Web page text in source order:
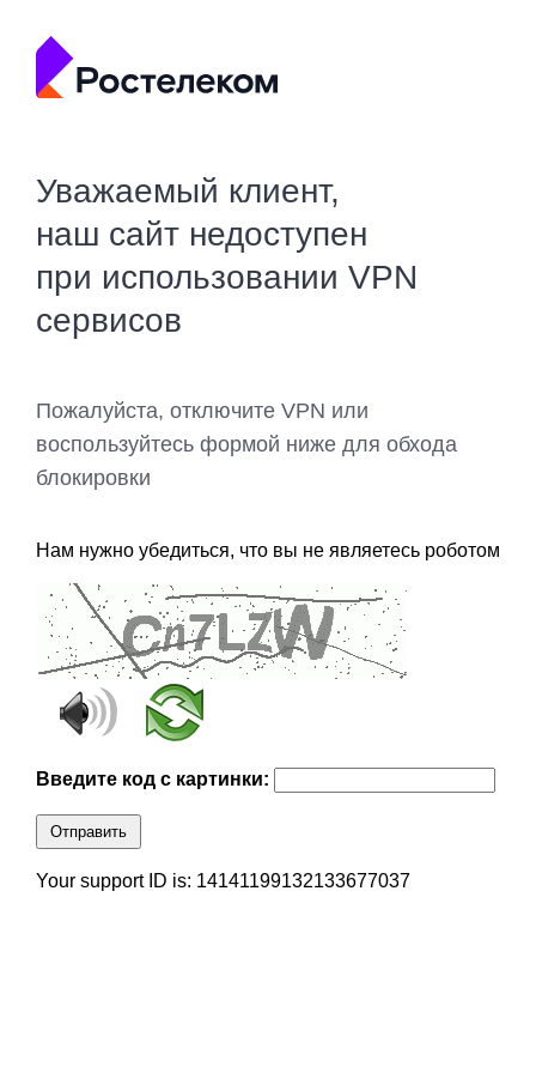
Уважаемый клиент,
наш сайт недоступен
при использовании VPN
сервисов
Пожалуйста, отключите VPN или
воспользуйтесь формой ниже для обхода
блокировки
Нам нужно убедиться, что вы не являетесь роботом
Введите код с картинки:
Отправить
Your support ID is: 14141199132133677037